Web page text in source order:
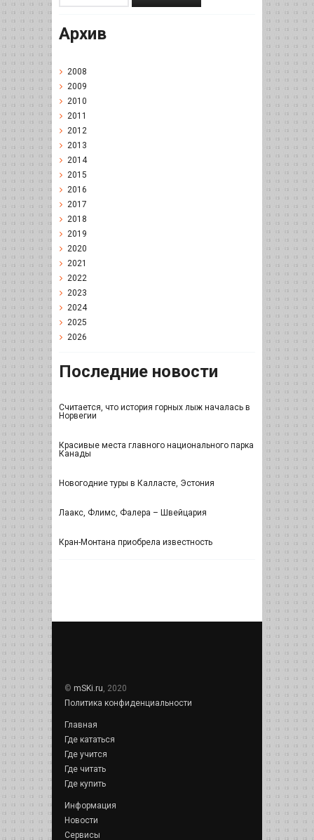
Архив
2008
2009
2010
2011
2012
2013
2014
2015
2016
2017
2018
2019
2020
2021
2022
2023
2024
2025
2026
Последние новости
Считается, что история горных лыж началась в
Норвегии
Красивые места главного национального парка
Канады
Новогодние туры в Калласте, Эстония
Лаакс, Флимс, Фалера – Швейцария
Кран-Монтана приобрела известность
© mSKi.ru, 2020
Политика конфиденциальности
Главная
Где кататься
Где учится
Где читать
Где купить
Информация
Новости
Сервисы